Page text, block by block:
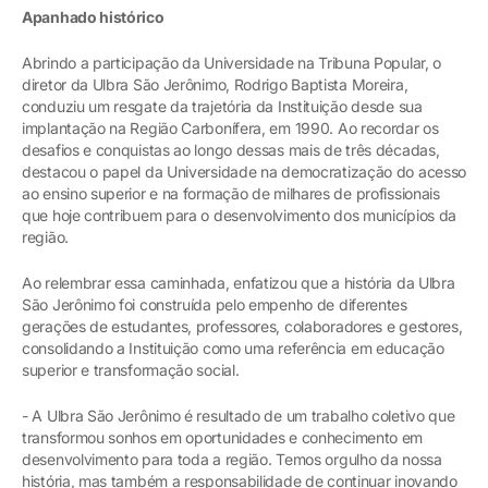
Apanhado histórico
Abrindo a participação da Universidade na Tribuna Popular, o
diretor da Ulbra São Jerônimo, Rodrigo Baptista Moreira,
conduziu um resgate da trajetória da Instituição desde sua
implantação na Região Carbonífera, em 1990. Ao recordar os
desafios e conquistas ao longo dessas mais de três décadas,
destacou o papel da Universidade na democratização do acesso
ao ensino superior e na formação de milhares de profissionais
que hoje contribuem para o desenvolvimento dos municípios da
região.
Ao relembrar essa caminhada, enfatizou que a história da Ulbra
São Jerônimo foi construída pelo empenho de diferentes
gerações de estudantes, professores, colaboradores e gestores,
consolidando a Instituição como uma referência em educação
superior e transformação social.
- A Ulbra São Jerônimo é resultado de um trabalho coletivo que
transformou sonhos em oportunidades e conhecimento em
desenvolvimento para toda a região. Temos orgulho da nossa
história, mas também a responsabilidade de continuar inovando